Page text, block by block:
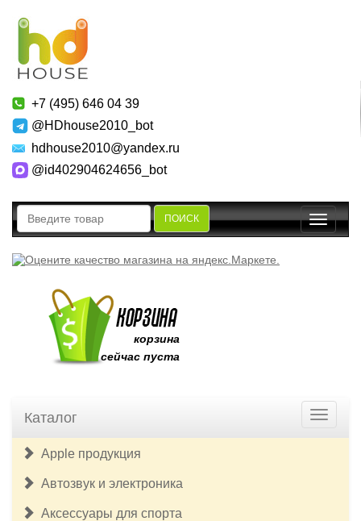
+7 (495) 646 04 39
@HDhouse2010_bot
hdhouse2010@yandex.ru
@id402904624656_bot
ПОИСК
Toggle
корзина
сейчас пуста
Каталог
Apple продукция
Автозвук и электроника
Аксессуары для спорта